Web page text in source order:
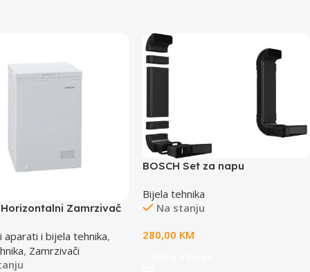
Zamrzivač
aparati i bijela tehnika,
, Zamrzivači
BOSCH Set za napu
ventilacijomAll type (60 cm,
70cm i 80 cm)
Bijela tehnika
Na stanju
280,00 KM